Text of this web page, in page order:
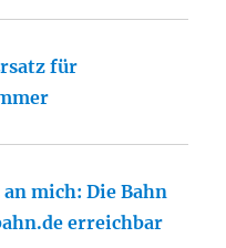
für
mich: Die Bahn
erreichbar